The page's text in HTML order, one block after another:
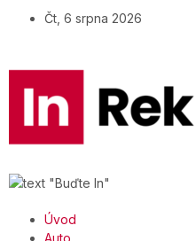
Čt, 6 srpna 2026
Úvod
Auto